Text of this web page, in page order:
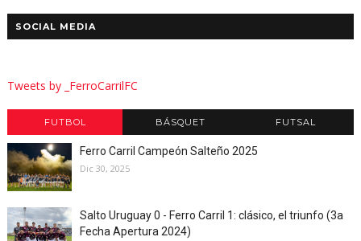
SOCIAL MEDIA
Tweets by _FerroCarrilFC
FUTBOL BÁSQUET FUTSAL
Ferro Carril Campeón Salteño 2025
Dic 30, 2025
Salto Uruguay 0 - Ferro Carril 1: clásico, el triunfo (3a
Fecha Apertura 2024)